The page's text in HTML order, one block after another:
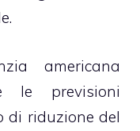
americana
le previsioni
di riduzione del